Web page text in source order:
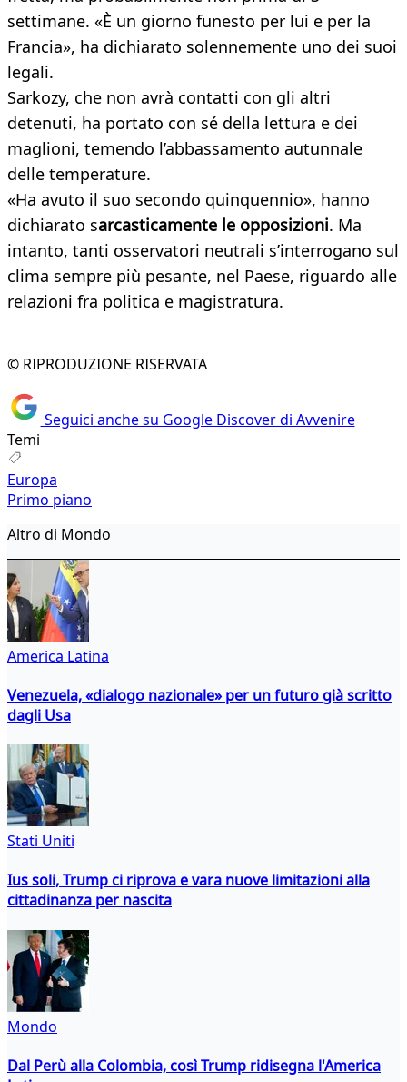
settimane. «È un giorno funesto per lui e per la
Francia», ha dichiarato solennemente uno dei suoi
legali.
Sarkozy, che non avrà contatti con gli altri
detenuti, ha portato con sé della lettura e dei
maglioni, temendo l’abbassamento autunnale
delle temperature.
«Ha avuto il suo secondo quinquennio», hanno
dichiarato sarcasticamente le opposizioni. Ma
intanto, tanti osservatori neutrali s’interrogano sul
clima sempre più pesante, nel Paese, riguardo alle
relazioni fra politica e magistratura.
© RIPRODUZIONE RISERVATA
Seguici anche su Google Discover di Avvenire
Temi
Europa
Primo piano
Altro di Mondo
America Latina
Venezuela, «dialogo nazionale» per un futuro già scritto
dagli Usa
Stati Uniti
Ius soli, Trump ci riprova e vara nuove limitazioni alla
cittadinanza per nascita
Mondo
Dal Perù alla Colombia, così Trump ridisegna l'America